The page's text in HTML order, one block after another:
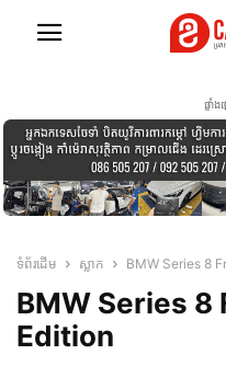
ផ្ទាំ
ទំព័រដើម ស្លាក BMW Series 8
BMW Series 8
Edition